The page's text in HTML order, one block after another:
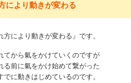
により動きが変わる
方により動きが変わる』です。
から氣をかけていくのですが
る前に氣をかけ始めて繋がった
に動きはじめているのです。